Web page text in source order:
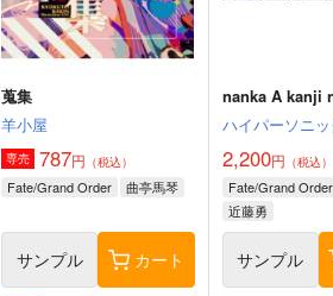
蒐集
羊小屋
専売 787円 （税込）
Fate/Grand Order 曲亭馬琴
サンプル カート
nanka A kanji
ハイパーソニ
2,200円 （税込）
Fate/Grand Order
近藤勇
サンプル